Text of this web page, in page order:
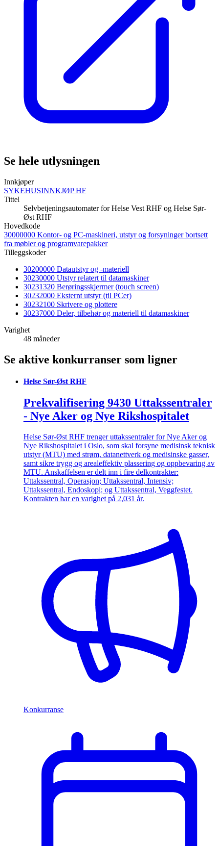
Se hele utlysningen
Innkjøper
SYKEHUSINNKJØP HF
Tittel
Selvbetjeningsautomater for Helse Vest RHF og Helse Sør-
Øst RHF
Hovedkode
30000000 Kontor- og PC-maskineri, utstyr og forsyninger bortsett
fra møbler og programvarepakker
Tilleggskoder
30200000 Datautstyr og -materiell
30230000 Utstyr relatert til datamaskiner
30231320 Berøringsskjermer (touch screen)
30232000 Eksternt utstyr (til PCer)
30232100 Skrivere og plottere
30237000 Deler, tilbehør og materiell til datamaskiner
Varighet
48 måneder
Se aktive konkurranser som ligner
Helse Sør-Øst RHF
Prekvalifisering 9430 Uttakssentraler
- Nye Aker og Nye Rikshospitalet
Helse Sør-Øst RHF trenger uttakssentraler for Nye Aker og
Nye Rikshospitalet i Oslo, som skal forsyne medisinsk teknisk
utstyr (MTU) med strøm, datanettverk og medisinske gasser,
samt sikre trygg og arealeffektiv plassering og oppbevaring av
MTU. Anskaffelsen er delt inn i fire delkontrakter:
Uttakssentral, Operasjon; Uttakssentral, Intensiv;
Uttakssentral, Endoskopi; og Uttakssentral, Veggfestet.
Kontrakten har en varighet på 2,031 år.
Konkurranse